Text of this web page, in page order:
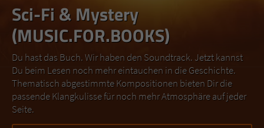
Sci-Fi & Mystery
(MUSIC.FOR.BOOKS)
Du hast das Buch. Wir haben den Soundtrack. Jetzt kannst
Du beim Lesen noch mehr eintauchen in die Geschichte.
Thematisch abgestimmte Kompositionen bieten Dir die
passende Klangkulisse für noch mehr Atmosphäre auf jeder
Seite.